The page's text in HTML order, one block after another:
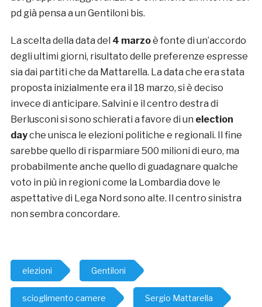
pd già pensa a un Gentiloni bis.
La scelta della data del 4 marzoè fonte di un’accordo
degli ultimi giorni, risultato delle preferenze espresse
sia dai partiti che da Mattarella. La data che era stata
proposta inizialmente era il 18 marzo, si è deciso
invece di anticipare. Salvini e il centro destra di
Berlusconi si sono schierati a favore di un election
dayche unisca le elezioni politiche e regionali. Il fine
sarebbe quello di risparmiare 500 milioni di euro, ma
probabilmente anche quello di guadagnare qualche
voto in più in regioni come la Lombardia dove le
aspettative di Lega Nord sono alte. Il centro sinistra
non sembra concordare.
elezioni Gentiloni
scioglimento camere Sergio Mattarella